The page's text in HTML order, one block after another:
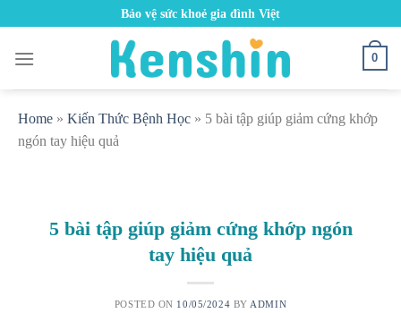
content
Bảo vệ sức khoẻ gia đình Việt
0
Home » Kiến Thức Bệnh Học » 5 bài tập giúp giảm cứng khớp
ngón tay hiệu quả
5 bài tập giúp giảm cứng khớp ngón
tay hiệu quả
POSTED ON 10/05/2024 BY ADMIN